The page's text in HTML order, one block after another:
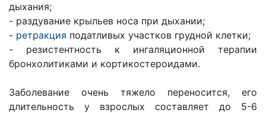
дыхания;
- раздувание крыльев носа при дыхании;
- ретракция податливых участков грудной клетки;
- резистентность к ингаляционной терапии
бронхолитиками и кортикостероидами.
Заболевание очень тяжело переносится, его
длительность у взрослых составляет до 5-6